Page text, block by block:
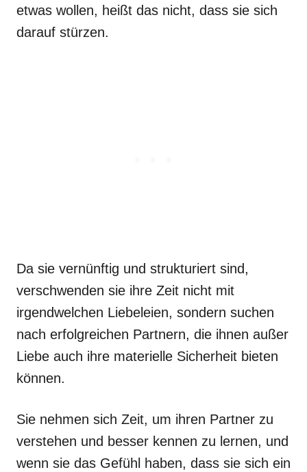
etwas wollen, heißt das nicht, dass sie sich
darauf stürzen.
Da sie vernünftig und strukturiert sind,
verschwenden sie ihre Zeit nicht mit
irgendwelchen Liebeleien, sondern suchen
nach erfolgreichen Partnern, die ihnen außer
Liebe auch ihre materielle Sicherheit bieten
können.
Sie nehmen sich Zeit, um ihren Partner zu
verstehen und besser kennen zu lernen, und
wenn sie das Gefühl haben, dass sie sich ein